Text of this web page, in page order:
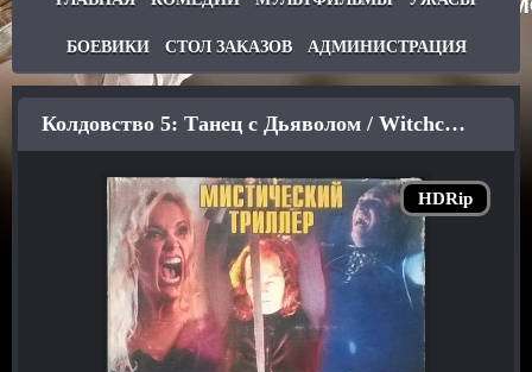
БОЕВИКИ СТОЛ ЗАКАЗОВ АДМИНИСТРАЦИЯ
HDRip
Колдовство 5: Танец с Дьяволом / Witchcraft V: Dance with the Devil (1993)